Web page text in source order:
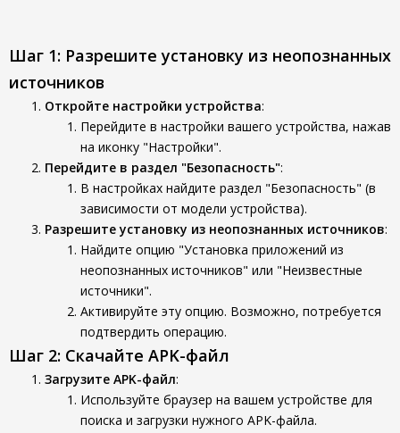
Шаг 1: Разрешите установку из неопознанных
источников
Откройте настройки устройства:
Перейдите в настройки вашего устройства, нажав
на иконку "Настройки".
Перейдите в раздел "Безопасность":
В настройках найдите раздел "Безопасность" (в
зависимости от модели устройства).
Разрешите установку из неопознанных источников:
Найдите опцию "Установка приложений из
неопознанных источников" или "Неизвестные
источники".
Активируйте эту опцию. Возможно, потребуется
подтвердить операцию.
Шаг 2: Скачайте APK-файл
Загрузите APK-файл:
Используйте браузер на вашем устройстве для
поиска и загрузки нужного APK-файла.